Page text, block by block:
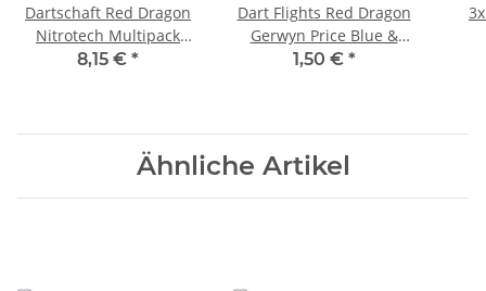
Dartschaft Red Dragon
Nitrotech Multipack
Color 9-teilig
8,15 € *
Dart Flights Red Dragon
Gerwyn Price Blue &
Blue Stripe 6523
1,50 € *
Ähnliche Artikel